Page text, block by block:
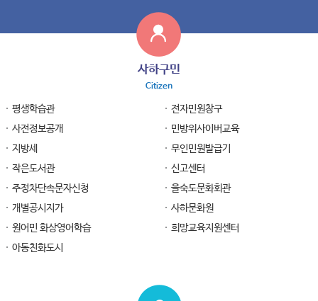
사하구민
Citizen
평생학습관
전자민원창구
사전정보공개
민방위사이버교육
지방세
무인민원발급기
작은도서관
신고센터
주정차단속문자신청
을숙도문화회관
개별공시지가
사하문화원
원어민 화상영어학습
희망교육지원센터
아동친화도시